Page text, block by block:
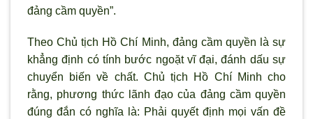
đảng cầm quyền”.
Theo Chủ tịch Hồ Chí Minh, đảng cầm quyền là sự
khẳng định có tính bước ngoặt vĩ đại, đánh dấu sự
chuyển biến về chất. Chủ tịch Hồ Chí Minh cho
rằng, phương thức l ãnh đạo của đảng cầm quyền
đúng đắn có nghĩa là: Phải quyết định mọi vấn đề